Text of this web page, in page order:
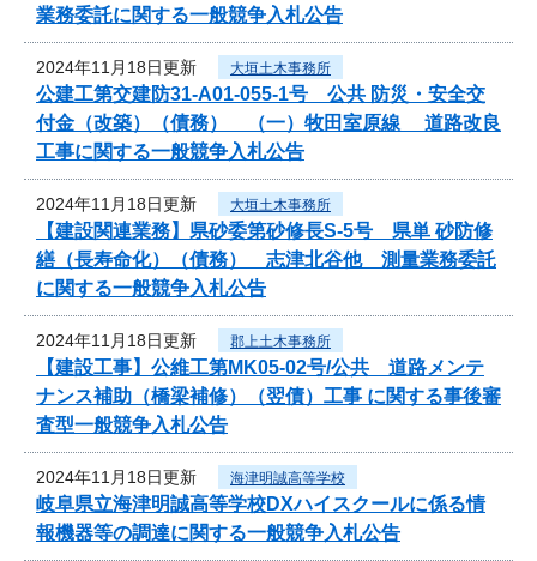
業務委託に関する一般競争入札公告
2024年11月18日更新 大垣土木事務所
公建工第交建防31-A01-055-1号 公共 防災・安全交
付金（改築）（債務） （一）牧田室原線 道路改良
工事に関する一般競争入札公告
2024年11月18日更新 大垣土木事務所
【建設関連業務】県砂委第砂修長S-5号 県単 砂防修
繕（長寿命化）（債務） 志津北谷他 測量業務委託
に関する一般競争入札公告
2024年11月18日更新 郡上土木事務所
【建設工事】公維工第MK05-02号/公共 道路メンテ
ナンス補助（橋梁補修）（翌債）工事 に関する事後審
査型一般競争入札公告
2024年11月18日更新 海津明誠高等学校
岐阜県立海津明誠高等学校DXハイスクールに係る情
報機器等の調達に関する一般競争入札公告